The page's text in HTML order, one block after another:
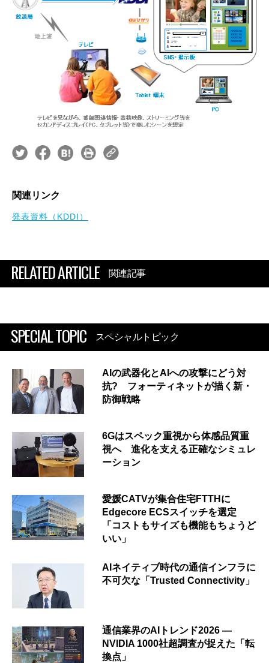
関連リンク
発表資料（KDDI）
RELATED ARTICLE 関連記事
SPECIAL TOPIC スペシャルトピック
AIの武器化とAIへの攻撃にどう対
抗? フォーティネットが描く新・
防御戦略
6Gはスペック重視から体感品質重
視へ 進化を支える正確なシミュレ
ーション
愛媛CATVが集合住宅FTTHに
Edgecore ECSスイッチを選定
「コストもサイズも機能もちょうど
いい」
AIネイティブ時代の通信インフラに
不可欠な「Trusted Connectivity」
通信業界のAIトレンド2026 ―
NVIDIA 1000社超調査が捉えた「転
換点」